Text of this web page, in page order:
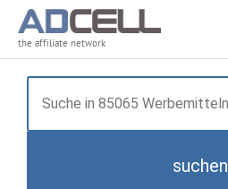
the affiliate network
suchen